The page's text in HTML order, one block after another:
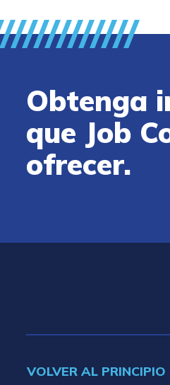
Obtenga
que Job
ofrecer.
VOLVER AL PRINCIPIO